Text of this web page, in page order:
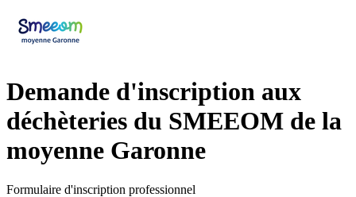
Demande d'inscription aux
déchèteries du SMEEOM de la
moyenne Garonne
Formulaire d'inscription professionnel